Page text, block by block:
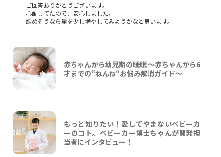
ご回答ありがとうございます。
心配してたので、安心しました。
飲めそうなら量を少し増やしてみようかなと思います。
赤ちゃんから幼児期の睡眠 ～赤ちゃんから6
才までの“ねんね“お悩み解消ガイド〜
もっと知りたい！愛してやまないベビーカ
ーのコト。ベビーカー博士ちゃんが開発担
当者にインタビュー！